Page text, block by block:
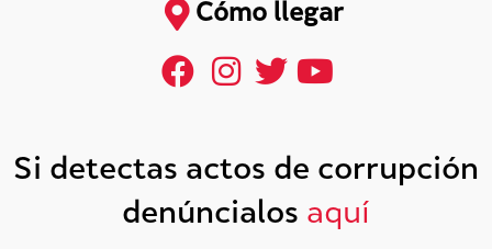
Cómo llegar
Si detectas actos de corrupción
denúncialos aquí